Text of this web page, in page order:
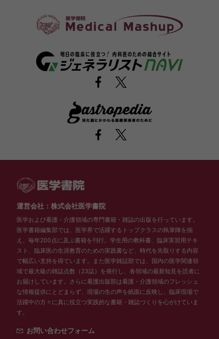
運営会社：株式会社医学書院
医学および看護・介護領域の専門書籍・雑誌の出版を行っています。
医学書籍編集部では、医学界で活躍するトップクラスの執筆陣を揃
え、毎年200点に及ぶ書籍を刊行。学生用の教科書、臨床実習用テキ
スト、臨床医の生涯教育のための実践書など、時代を先取りする内容
で幅広い支持を得ています。また医学雑誌部では、国内の医学関連領
域で最大級の雑誌点数（23誌）を発行し、各領域の最新知見を読者に
お届けしています。さらに看護出版部は看護・介護領域のフレッシュ
な情報提供にとどまらず、現場の生の声を紙面に反映し、臨床現場で
活躍中の方々に真に役立つ実践的な書籍・雑誌づくりを心がけていま
す。
お問い合わせフォーム